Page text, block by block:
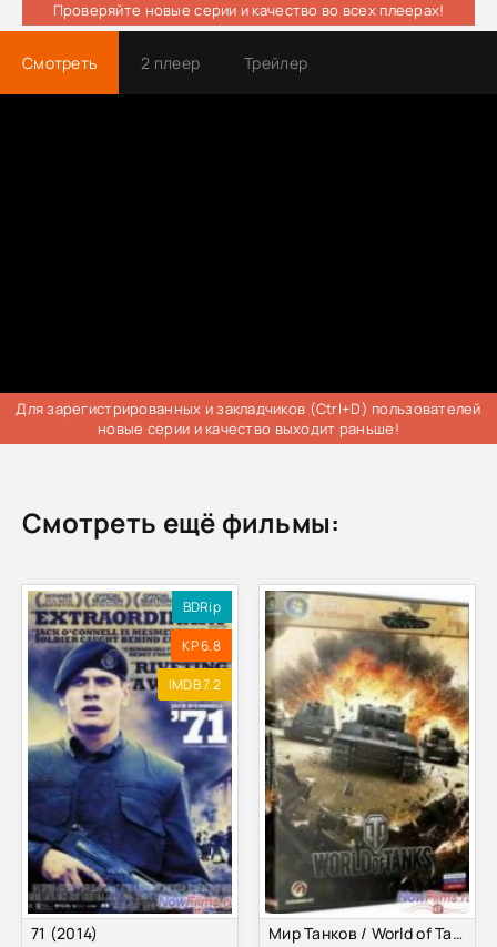
Проверяйте новые серии и качество во всех плеерах!
Смотреть 2 плеер Трейлер
Для зарегистрированных и закладчиков (Ctrl+D) пользователей
новые серии и качество выходит раньше!
Смотреть ещё фильмы:
BDRip
KP 6.8
IMDB 7.2
71 (2014) Мир Танков / World of Tanks [v0.8.10] (2010) PC | Лицензия